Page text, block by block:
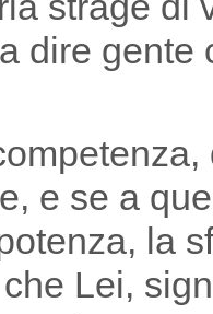
dire gente
e se a
la
Lei,